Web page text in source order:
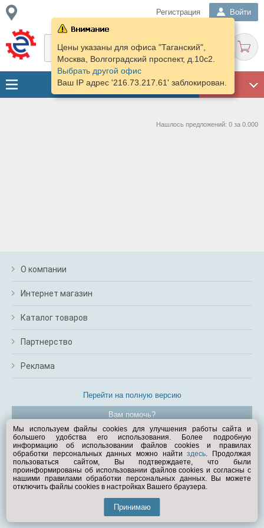
Регистрация Войти
ГАРАЖ
Цены указаны для офиса "Таганский",
Москва, Волгоградский проспект, д.10с2.
Выбрать другой офис
Ваш IP адрес '216.73.217.61' заблокирован.
Нашлось предложений: 0 за 0.000
О компании
Интернет магазин
Каталог товаров
Партнерство
Реклама
Перейти на полную версию
Вам помочь?
© Exist.ru 1998—2026
Мы используем файлы cookies для улучшения работы сайта и
большего удобства его использования. Более подробную
информацию об использовании файлов cookies и правилах
обработки персональных данных можно найтиздесь. Продолжая
пользоваться сайтом, Вы подтверждаете, что были
проинформированы об использовании файлов cookies и согласны с
нашими правилами обработки персональных данных. Вы можете
отключить файлы cookies в настройках Вашего браузера.
Принимаю